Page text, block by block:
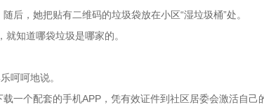
，她把贴有二维码的垃圾袋放在小区“湿垃圾桶”处。
知道哪袋垃圾是哪家的。
呵呵地说。
一个配套的手机APP，凭有效证件到社区居委会激活自己